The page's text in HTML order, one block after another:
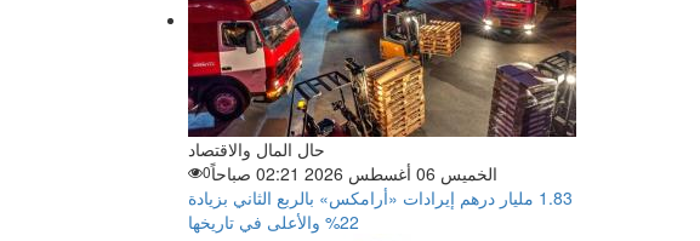
حال المال والاقتصاد
الخميس 06 أغسطس 2026 02:21 صباحاً
0
‏1.83 مليار درهم إيرادات «أرامكس» بالربع الثاني بزيادة
22% والأعلى في تاريخها